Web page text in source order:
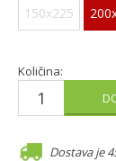
150x225
Količina:
Dostava je